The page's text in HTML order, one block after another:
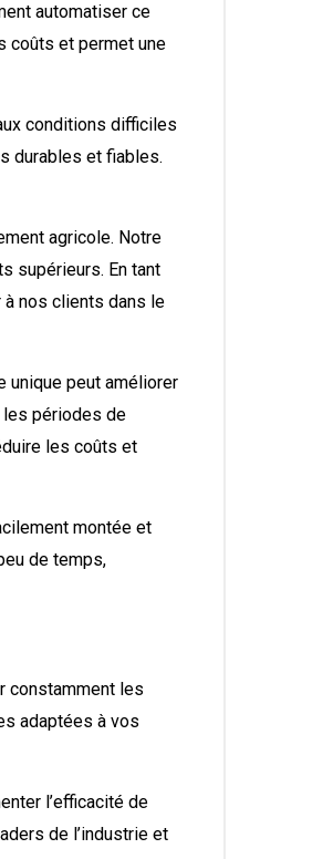
automatiser ce
coûts et permet une
conditions difficiles
durables et fiables.
agricole. Notre
supérieurs. En tant
nos clients dans le
unique peut améliorer
les périodes de
les coûts et
montée et
de temps,
constamment les
adaptées à vos
l’efficacité de
de l’industrie et